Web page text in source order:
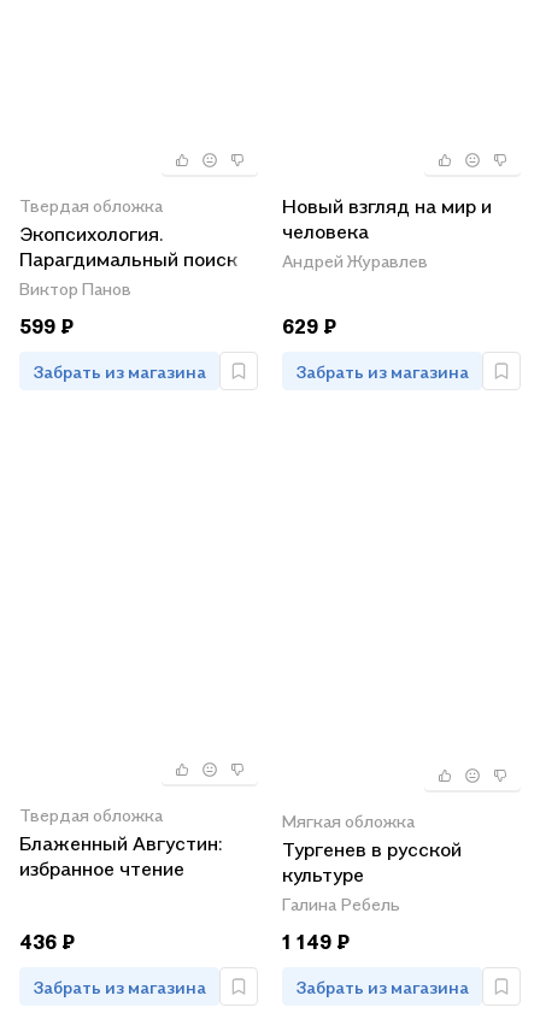
Твердая обложка
Экопсихология.
Парагдимальный поиск
Виктор Панов
599 ₽
Забрать из магазина
Новый взгляд на мир и
человека
Андрей Журавлев
629 ₽
Забрать из магазина
Твердая обложка
Блаженный Августин:
избранное чтение
436 ₽
Забрать из магазина
Мягкая обложка
Тургенев в русской
культуре
Галина Ребель
1 149 ₽
Забрать из магазина